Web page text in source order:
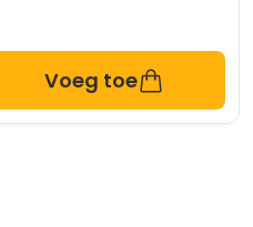
Voeg toe